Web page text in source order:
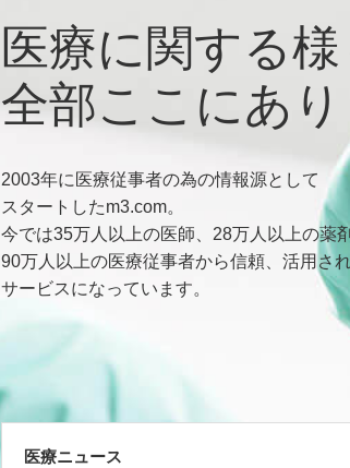
医療に関する
全部ここにあ
2003年に医療従事者の為の情報源として
スタートしたm3.com。
今では35万人以上の医師、28万人以上の薬
90万人以上の医療従事者から信頼、活用さ
サービスになっています。
医療ニュース